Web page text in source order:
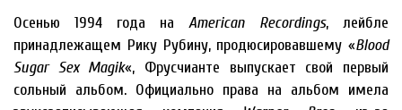
Осенью 1994 года на American Recordings, лейбле
принадлежащем Рику Рубину, продюсировавшему «Blood
Sugar Sex Magik«, Фрусчианте выпускает свой первый
сольный альбом. Официально права на альбом имела